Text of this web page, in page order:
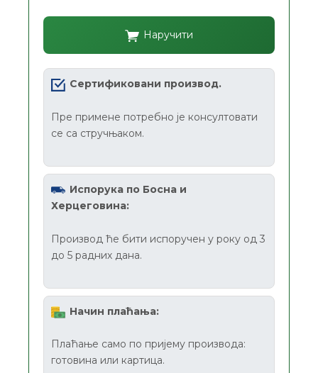
Наручити
Сертификовани производ.
Пре примене потребно је консултовати
се са стручњаком.
Испорука по Босна и
Херцеговина:
Производ ће бити испоручен у року од 3
до 5 радних дана.
Начин плаћања:
Плаћање само по пријему производа:
готовина или картица.